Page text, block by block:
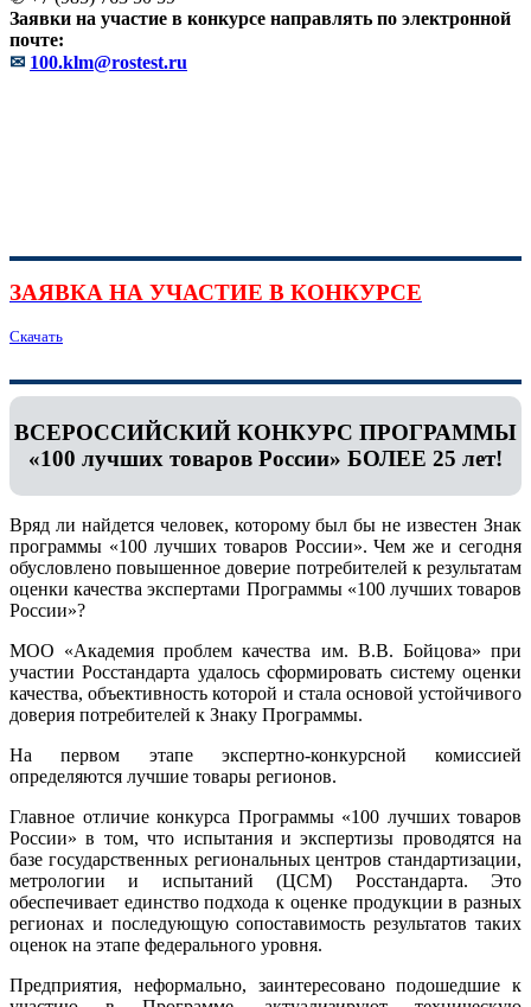
Заявки на участие в конкурсе направлять по электронной
почте:
✉ 100.klm@rostest.ru
ЗАЯВКА НА УЧАСТИЕ В КОНКУРСЕ
Скачать
ВСЕРОССИЙСКИЙ КОНКУРС ПРОГРАММЫ
«100 лучших товаров России» БОЛЕЕ 25 лет!
Вряд ли найдется человек, которому был бы не известен Знак
программы «100 лучших товаров России». Чем же и сегодня
обусловлено повышенное доверие потребителей к результатам
оценки качества экспертами Программы «100 лучших товаров
России»?
МОО «Академия проблем качества им. В.В. Бойцова» при
участии Росстандарта удалось сформировать систему оценки
качества, объективность которой и стала основой устойчивого
доверия потребителей к Знаку Программы.
На первом этапе экспертно-конкурсной комиссией
определяются лучшие товары регионов.
Главное отличие конкурса Программы «100 лучших товаров
России» в том, что испытания и экспертизы проводятся на
базе государственных региональных центров стандартизации,
метрологии и испытаний (ЦCM) Росстандарта. Это
обеспечивает единство подхода к оценке продукции в разных
регионах и последующую сопоставимость результатов таких
оценок на этапе федерального уровня.
Предприятия, неформально, заинтересовано подошедшие к